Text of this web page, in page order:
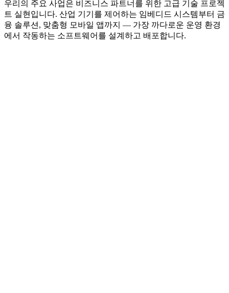
우리의 주요 사업은 비즈니스 파트너를 위한 고급 기술 프로젝
트 실현입니다. 산업 기기를 제어하는 임베디드 시스템부터 금
융 솔루션, 맞춤형 모바일 앱까지 — 가장 까다로운 운영 환경
에서 작동하는 소프트웨어를 설계하고 배포합니다.